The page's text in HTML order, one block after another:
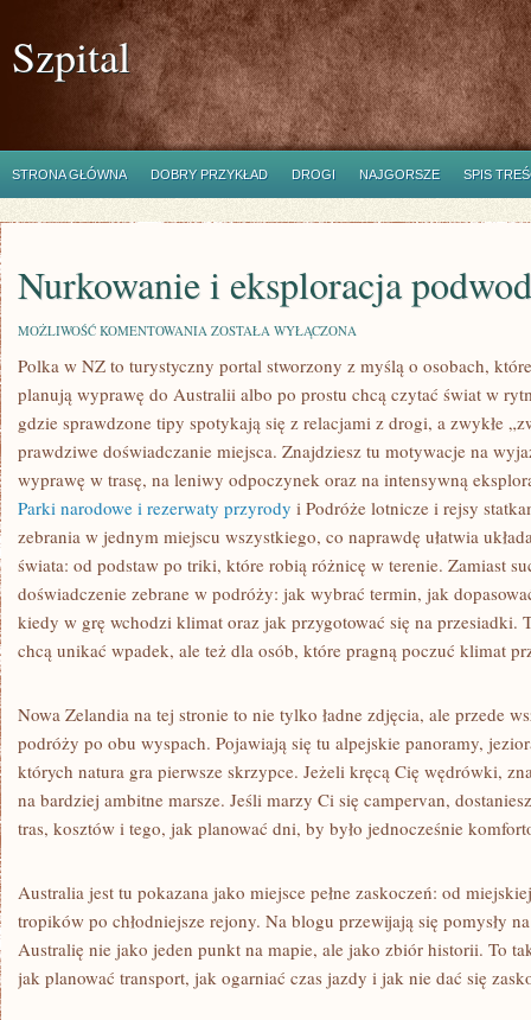
Szpital
STRONA GŁÓWNA DOBRY PRZYKŁAD DROGI NAJGORSZE SPIS
Nurkowanie i eksploracja
MOŻLIWOŚĆ KOMENTOWANIA NURKOWANIE
EKSPLORACJA
ZOSTAŁA WYŁĄCZONA
Polka w NZ to turystyczny portal stworzony z myślą o osobach,
planują wyprawę do Australii albo po prostu chcą czytać świat w
gdzie sprawdzone tipy spotykają się z relacjami z drogi, a zwykłe
prawdziwe doświadczanie miejsca. Znajdziesz tu motywacje na
wyprawę w trasę, na leniwy odpoczynek oraz na intensywną
Parki narodowe i rezerwaty przyrody i Podróże lotnicze i rejsy
zebrania w jednym miejscu wszystkiego, co naprawdę ułatwia
świata: od podstaw po triki, które robią różnicę w terenie. Zamiast
doświadczenie zebrane w podróży: jak wybrać termin, jak
kiedy w grę wchodzi klimat oraz jak przygotować się na przesiadki.
chcą unikać wpadek, ale też dla osób, które pragną poczuć klimat
Nowa Zelandia na tej stronie to nie tylko ładne zdjęcia, ale przede
podróży po obu wyspach. Pojawiają się tu alpejskie panoramy,
których natura gra pierwsze skrzypce. Jeżeli kręcą Cię wędrówki,
na bardziej ambitne marsze. Jeśli marzy Ci się campervan,
tras, kosztów i tego, jak planować dni, by było jednocześnie
Australia jest tu pokazana jako miejsce pełne zaskoczeń: od
tropików po chłodniejsze rejony. Na blogu przewijają się pomysły
Australię nie jako jeden punkt na mapie, ale jako zbiór historii. To
jak planować transport, jak ogarniać czas jazdy i jak nie dać się